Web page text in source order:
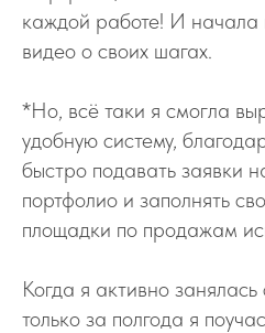
каждой работе! И начала
видео о своих шагах.
*Но, всё таки я смогла
удобную систему,
быстро подавать заявки
портфолио и заполнять
площадки по продажам
Когда я активно
только за полгода я